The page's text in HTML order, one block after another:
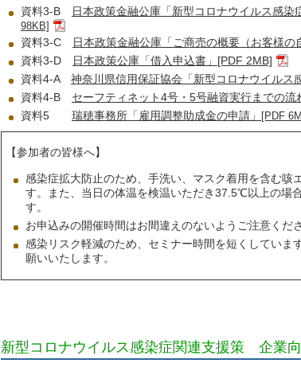
資料3-B 日本政策金融公庫「新型コロナウイルス感染
98KB]
資料3-C 日本政策金融公庫「ご商売の概要（お客様の
資料3-D
日本政策公庫「借入申込書」[PDF 2MB]
資料4-A 神奈川県信用保証協会「新型コロナウイルス
資料4-B セーフティネット4号・5号融資実行までの流
資料5 瑞穂事務所「雇用調整助成金の申請」 [PDF
【参加者の皆様へ】
感染症拡大防止のため、手洗い、マスク着用を含む咳
す。また、当日の体温を検温いただき37.5℃以上の場
す。
お申込みの開催時間はお間違えのないようご注意くださ
感染リスク軽減のため、セミナー時間を短くしていま
願いいたします。
新型コロナウイルス感染症関連支援策 企業